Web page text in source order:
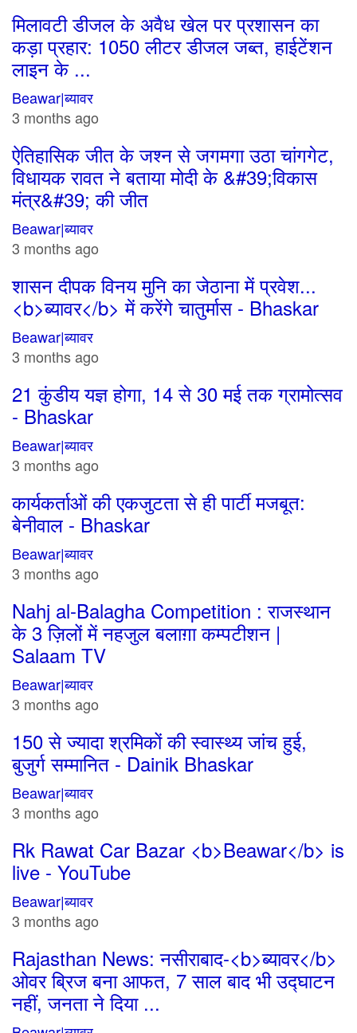
मिलावटी डीजल के अवैध खेल पर प्रशासन का
कड़ा प्रहार: 1050 लीटर डीजल जब्त, हाईटेंशन
लाइन के ...
Beawar|ब्यावर
3 months ago
ऐतिहासिक जीत के जश्न से जगमगा उठा चांगगेट,
विधायक रावत ने बताया मोदी के &#39;विकास
मंत्र&#39; की जीत
Beawar|ब्यावर
3 months ago
शासन दीपक विनय मुनि का जेठाना में प्रवेश...
<b>ब्यावर</b> में करेंगे चातुर्मास - Bhaskar
Beawar|ब्यावर
3 months ago
21 कुंडीय यज्ञ होगा, 14 से 30 मई तक ग्रामोत्सव
- Bhaskar
Beawar|ब्यावर
3 months ago
कार्यकर्ताओं की एकजुटता से ही पार्टी मजबूत:
बेनीवाल - Bhaskar
Beawar|ब्यावर
3 months ago
Nahj al-Balagha Competition : राजस्थान
के 3 ज़िलों में नहजुल बलाग़ा कम्पटीशन |
Salaam TV
Beawar|ब्यावर
3 months ago
150 से ज्यादा श्रमिकों की स्वास्थ्य जांच हुई,
बुजुर्ग सम्मानित - Dainik Bhaskar
Beawar|ब्यावर
3 months ago
Rk Rawat Car Bazar <b>Beawar</b> is
live - YouTube
Beawar|ब्यावर
3 months ago
Rajasthan News: नसीराबाद-<b>ब्यावर</b>
ओवर ब्रिज बना आफत, 7 साल बाद भी उद्घाटन
नहीं, जनता ने दिया ...